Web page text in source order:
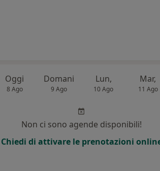
Oggi
8 Ago
Domani
9 Ago
Lun,
10 Ago
Mar,
11 Ago
Non ci sono agende disponibili!
Chiedi di attivare le prenotazioni